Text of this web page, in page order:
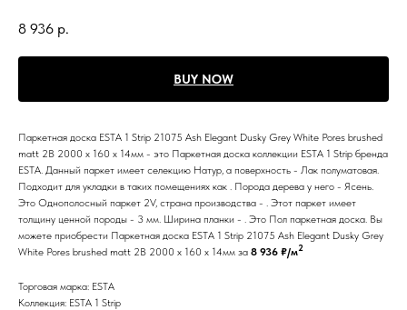
8 936 р.
BUY NOW
Паркетная доска ESTA 1 Strip 21075 Ash Elegant Dusky Grey White Pores brushed
matt 2B 2000 x 160 x 14мм - это Паркетная доска коллекции ESTA 1 Strip бренда
ESTA. Данный паркет имеет селекцию Натур, а поверхность - Лак полуматовая.
Подходит для укладки в таких помещениях как . Порода дерева у него - Ясень.
Это Однополосный паркет 2V, страна производства - . Этот паркет имеет
толщину ценной породы - 3 мм. Ширина планки - . Это Пол паркетная доска. Вы
можете приобрести Паркетная доска ESTA 1 Strip 21075 Ash Elegant Dusky Grey
White Pores brushed matt 2B 2000 x 160 x 14мм за 8 936 ₽/м2
Торговая марка: ESTA
Коллекция: ESTA 1 Strip